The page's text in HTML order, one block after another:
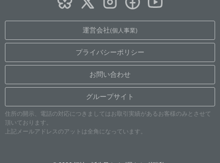
運営会社(個人事業)
プライバシーポリシー
お問い合わせ
グループサイト
住所の開示、電話の対応につきましてはお取引実績があるお客様のみとさせて
頂いております。
上記メールアドレスのアットは全角になっています。